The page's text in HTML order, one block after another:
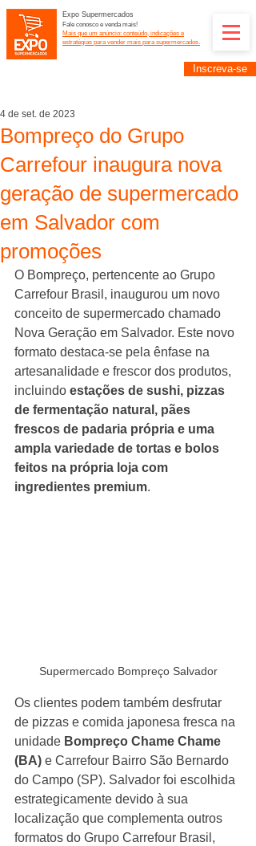
Expo Supermercados
Fale conosco e venda mais!
Mais que um anúncio: conteúdo, indicações e
estratégias para vender mais para supermercados.
Inscreva-se
Bompreço do Grupo
Carrefour inaugura nova
geração de supermercado
em Salvador com
promoções
4 de set. de 2023
O Bompreço, pertencente ao Grupo
Carrefour Brasil, inaugurou um novo
conceito de supermercado chamado
Nova Geração em Salvador. Este novo
formato destaca-se pela ênfase na
artesanalidade e frescor dos produtos,
incluindo estações de sushi, pizzas
de fermentação natural, pães
frescos de padaria própria e uma
ampla variedade de tortas e bolos
feitos na própria loja com
ingredientes premium.
Supermercado Bompreço Salvador
Os clientes podem também desfrutar
de pizzas e comida japonesa fresca na
unidade Bompreço Chame Chame
(BA) e Carrefour Bairro São Bernardo
do Campo (SP). Salvador foi escolhida
estrategicamente devido à sua
localização que complementa outros
formatos do Grupo Carrefour Brasil,